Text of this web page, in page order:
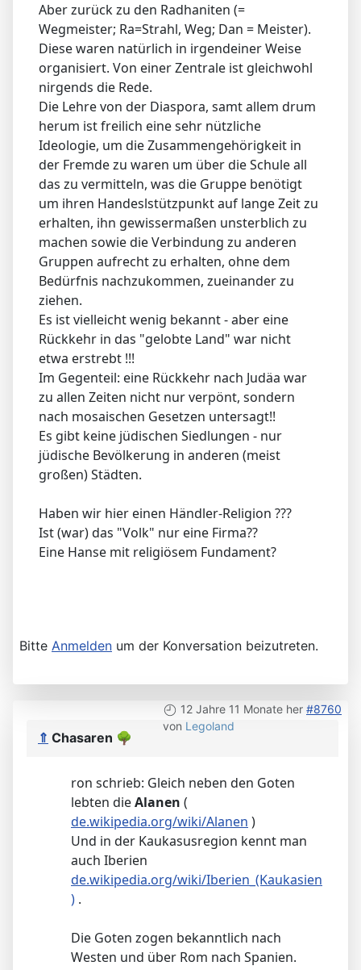
Aber zurück zu den Radhaniten (=
Wegmeister; Ra=Strahl, Weg; Dan = Meister).
Diese waren natürlich in irgendeiner Weise
organisiert. Von einer Zentrale ist gleichwohl
nirgends die Rede.
Die Lehre von der Diaspora, samt allem drum
herum ist freilich eine sehr nützliche
Ideologie, um die Zusammengehörigkeit in
der Fremde zu waren um über die Schule all
das zu vermitteln, was die Gruppe benötigt
um ihren Handeslstützpunkt auf lange Zeit zu
erhalten, ihn gewissermaßen unsterblich zu
machen sowie die Verbindung zu anderen
Gruppen aufrecht zu erhalten, ohne dem
Bedürfnis nachzukommen, zueinander zu
ziehen.
Es ist vielleicht wenig bekannt - aber eine
Rückkehr in das "gelobte Land" war nicht
etwa erstrebt !!!
Im Gegenteil: eine Rückkehr nach Judäa war
zu allen Zeiten nicht nur verpönt, sondern
nach mosaischen Gesetzen untersagt!!
Es gibt keine jüdischen Siedlungen - nur
jüdische Bevölkerung in anderen (meist
großen) Städten.
Haben wir hier einen Händler-Religion ???
Ist (war) das "Volk" nur eine Firma??
Eine Hanse mit religiösem Fundament?
Bitte Anmelden um der Konversation beizutreten.
12 Jahre 11 Monate her #8760
von Legoland
⇑ Chasaren 🌳
ron schrieb: Gleich neben den Goten
lebten dieAlanen (
de.wikipedia.org/wiki/Alanen )
Und in der Kaukasusregion kennt man
auch Iberien
de.wikipedia.org/wiki/Iberien_(Kaukasien
) .
Die Goten zogen bekanntlich nach
Westen und über Rom nach Spanien.